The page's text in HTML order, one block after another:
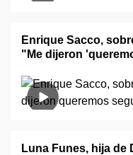
Enrique Sacco,
"Me dijeron
Luna Funes, hija de